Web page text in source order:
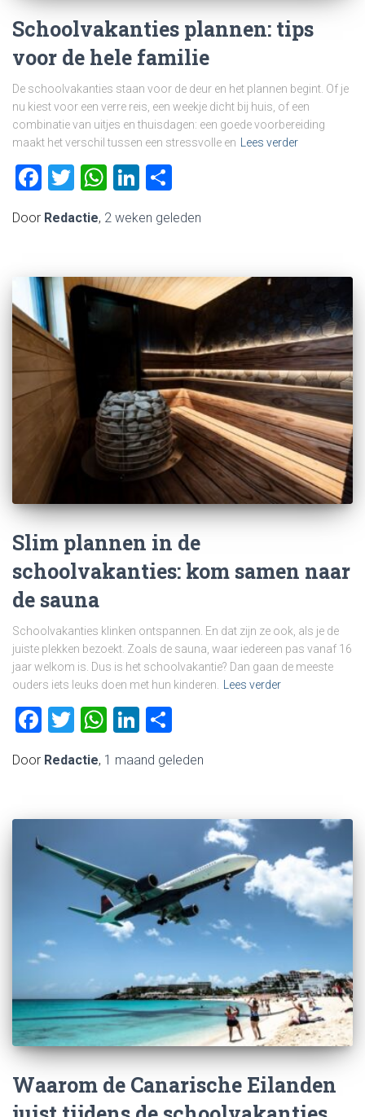
Schoolvakanties plannen: tips
voor de hele familie
De schoolvakanties staan voor de deur en het plannen begint. Of je
nu kiest voor een verre reis, een weekje dicht bij huis, of een
combinatie van uitjes en thuisdagen: een goede voorbereiding
maakt het verschil tussen een stressvolle en Lees verder
Facebook
TwitterWhatsApp
LinkedIn
Door Redactie, 2 weken geleden
Slim plannen in de
schoolvakanties: kom samen naar
de sauna
Schoolvakanties klinken ontspannen. En dat zijn ze ook, als je de
juiste plekken bezoekt. Zoals de sauna, waar iedereen pas vanaf 16
jaar welkom is. Dus is het schoolvakantie? Dan gaan de meeste
ouders iets leuks doen met hun kinderen.
Lees verder
Facebook
Twitter
WhatsApp
LinkedIn
Door Redactie, 1 maand geleden
Waarom de Canarische Eilanden